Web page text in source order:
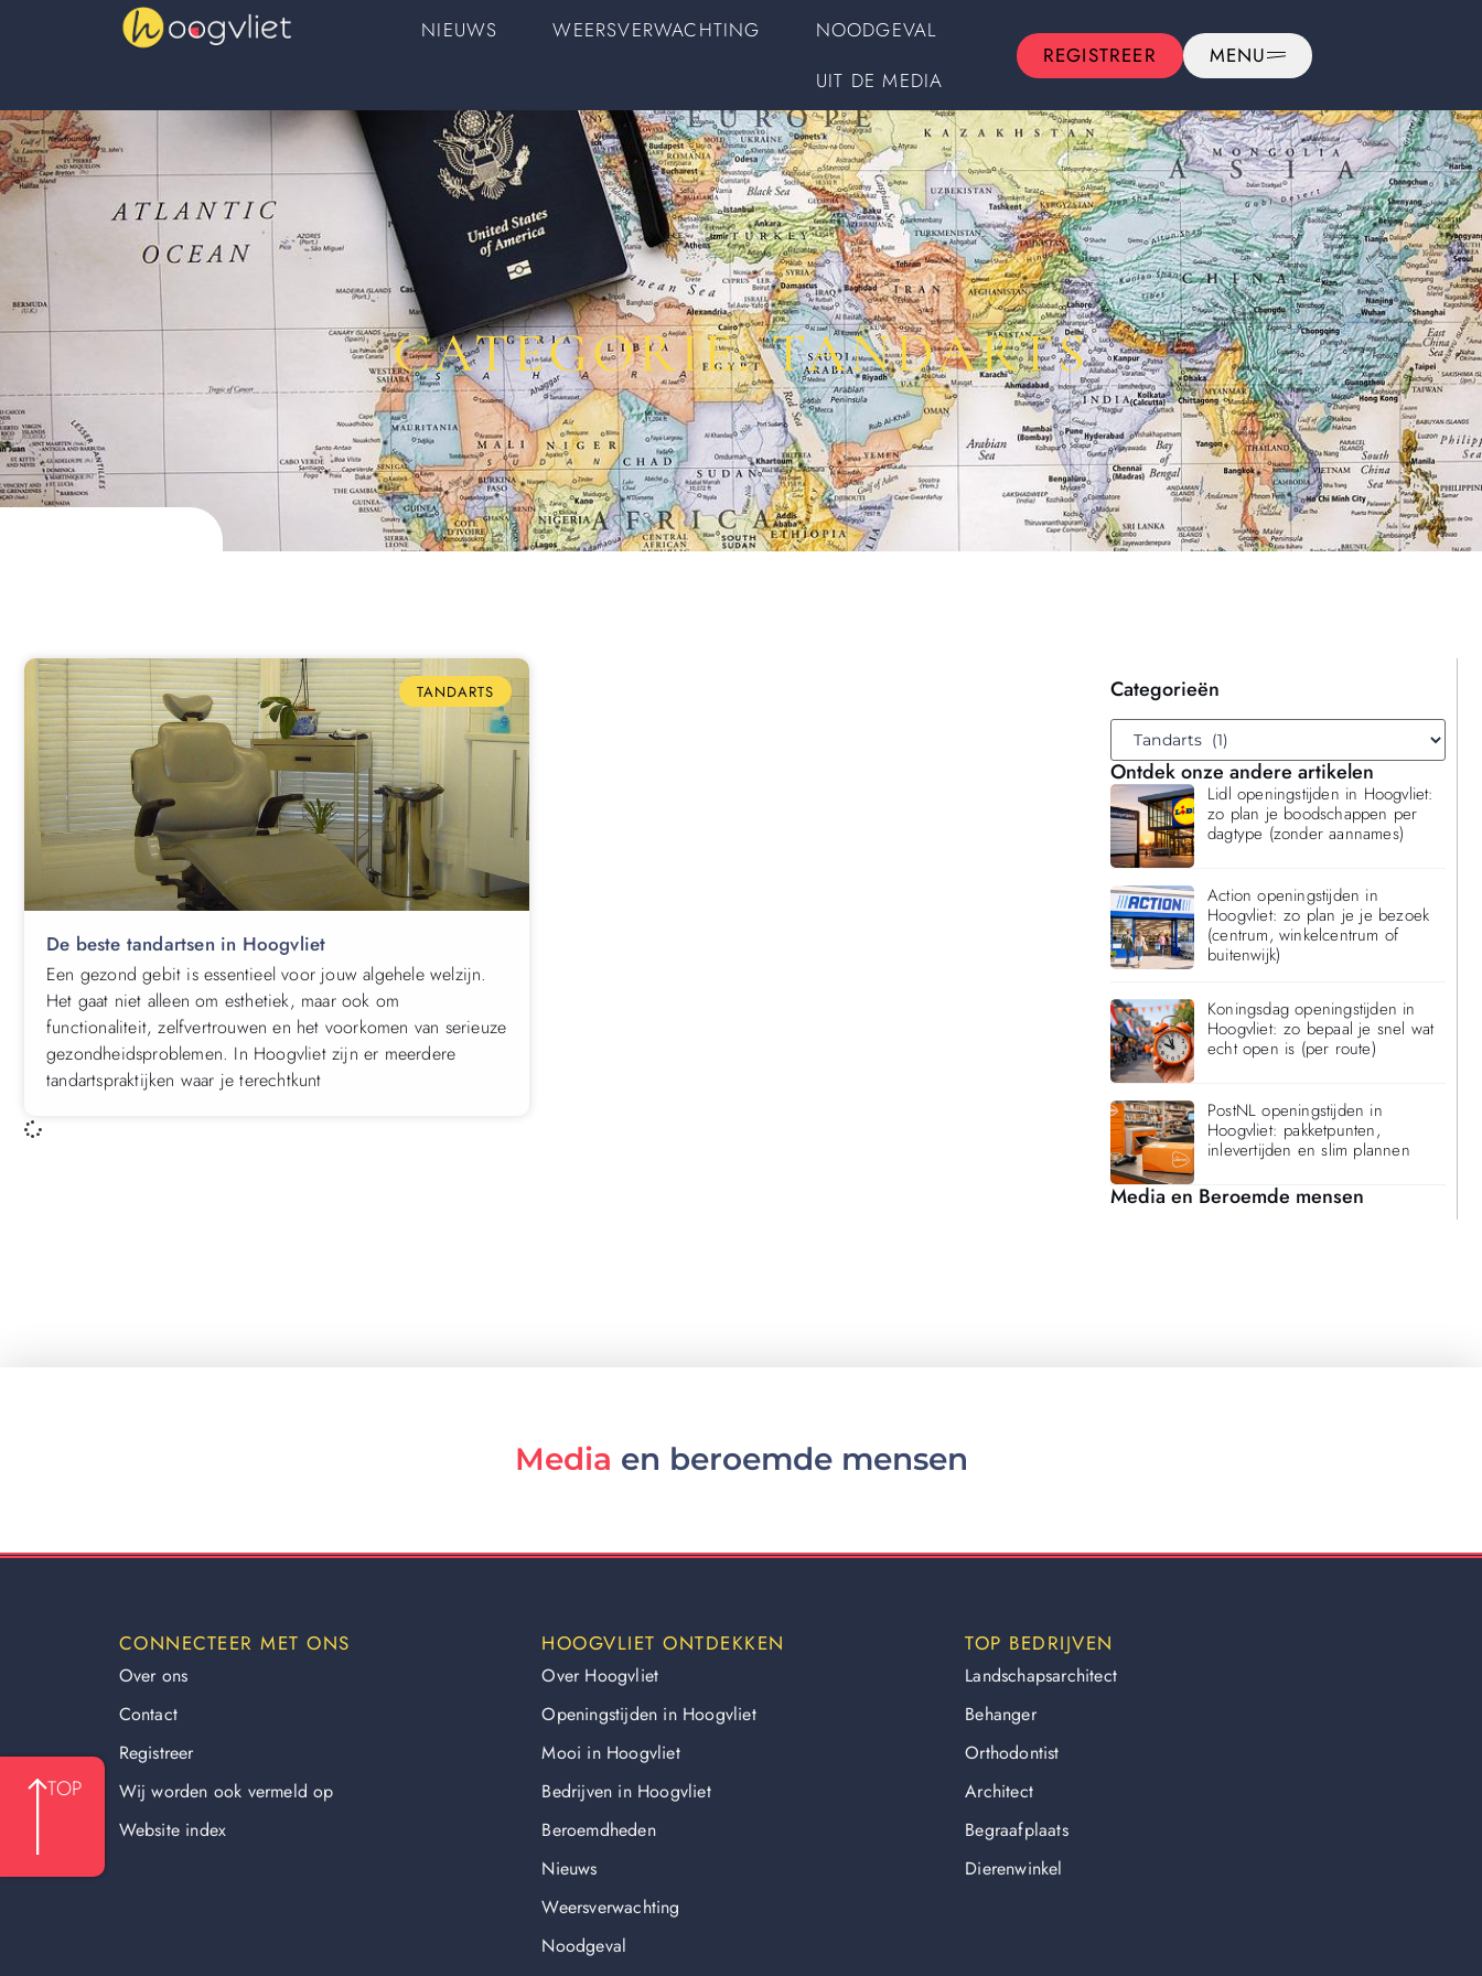
TOP
NIEUWS WEERSVERWACHTING
NOODGEVAL
UIT DE MEDIA
REGISTREER MENU
CATEGORIE: TANDARTS
TANDARTS
De beste tandartsen in Hoogvliet
Een gezond gebit is essentieel voor jouw algehele welzijn.
Het gaat niet alleen om esthetiek, maar ook om
functionaliteit, zelfvertrouwen en het voorkomen van serieuze
gezondheidsproblemen. In Hoogvliet zijn er meerdere
tandartspraktijken waar je terechtkunt
Categorieën
Ontdek onze andere artikelen
Lidl openingstijden in Hoogvliet:
zo plan je boodschappen per
dagtype (zonder aannames)
Action openingstijden in
Hoogvliet: zo plan je je bezoek
(centrum, winkelcentrum of
buitenwijk)
Koningsdag openingstijden in
Hoogvliet: zo bepaal je snel wat
echt open is (per route)
PostNL openingstijden in
Hoogvliet: pakketpunten,
inlevertijden en slim plannen
Media en Beroemde mensen
Media en beroemde mensen
CONNECTEER MET ONS
Over ons
Contact
Registreer
Wij worden ook vermeld op
Website index
HOOGVLIET ONTDEKKEN
Over Hoogvliet
Openingstijden in Hoogvliet
Mooi in Hoogvliet
Bedrijven in Hoogvliet
Beroemdheden
Nieuws
Weersverwachting
Noodgeval
TOP BEDRIJVEN
Landschapsarchitect
Behanger
Orthodontist
Architect
Begraafplaats
Dierenwinkel